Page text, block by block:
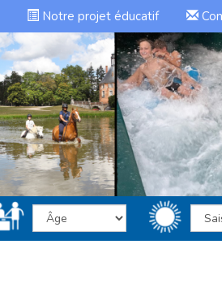
Notre projet éducatif